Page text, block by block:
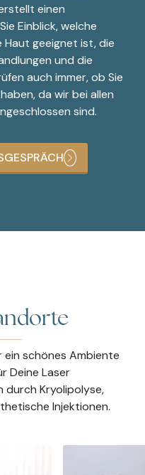
einen
Einblick, welche
Haut geeignet ist, die
und die
auch immer, ob Sie
da wir bei allen
sind.
schönes Ambiente
Deine Laser
durch Kryolipolyse,
Injektionen.